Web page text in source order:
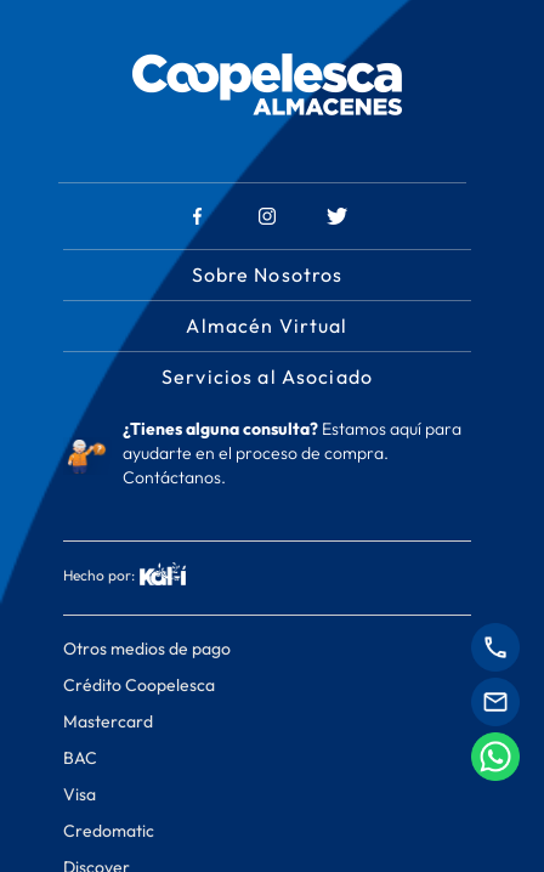
Sobre Nosotros
Almacén Virtual
Servicios al Asociado
¿Tienes alguna consulta?Estamos aquí para
ayudarte en el proceso de compra.
Contáctanos.
Hecho por:
Otros medios de pago
Crédito Coopelesca
Mastercard
BAC
Visa
Credomatic
Discover